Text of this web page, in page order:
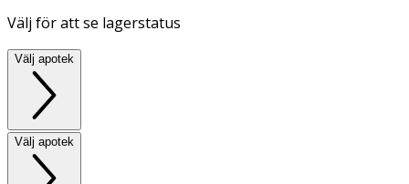
Välj för att se lagerstatus
Välj apotek
Välj apotek